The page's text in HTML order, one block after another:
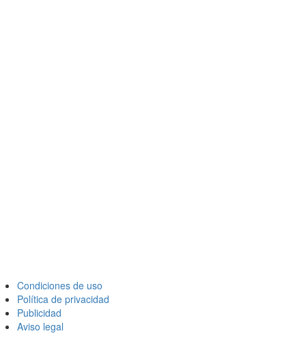
Condiciones de uso
Política de privacidad
Publicidad
Aviso legal